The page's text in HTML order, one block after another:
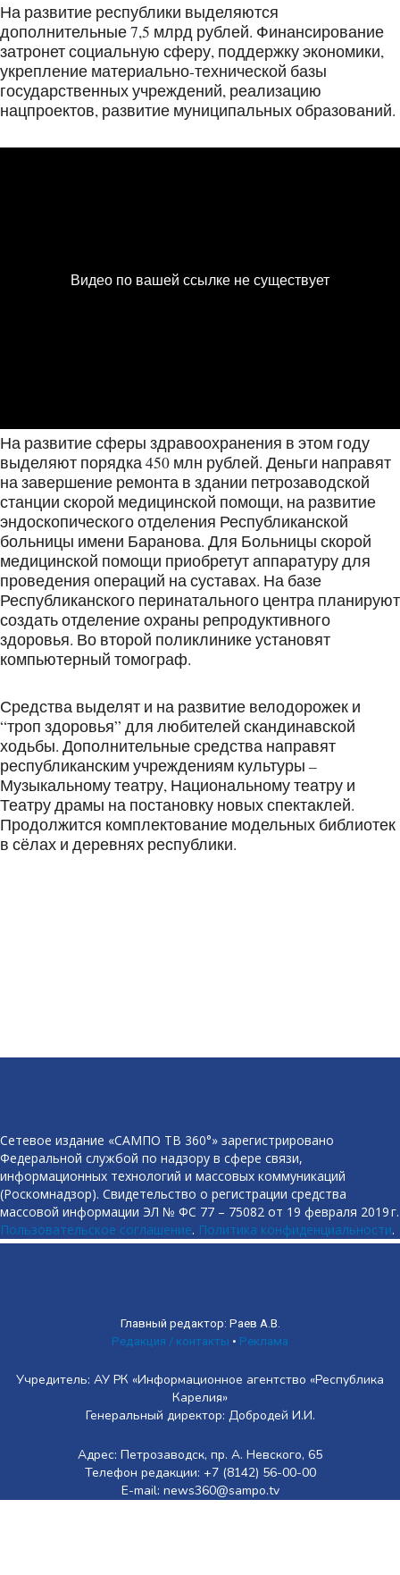
На развитие республики выделяются
дополнительные 7,5 млрд рублей. Финансирование
затронет социальную сферу, поддержку экономики,
укрепление материально-технической базы
государственных учреждений, реализацию
нацпроектов, развитие муниципальных образований.
На развитие сферы здравоохранения в этом году
выделяют порядка 450 млн рублей. Деньги направят
на завершение ремонта в здании петрозаводской
станции скорой медицинской помощи, на развитие
эндоскопического отделения Республиканской
больницы имени Баранова. Для Больницы скорой
медицинской помощи приобретут аппаратуру для
проведения операций на суставах. На базе
Республиканского перинатального центра планируют
создать отделение охраны репродуктивного
здоровья. Во второй поликлинике установят
компьютерный томограф.
Средства выделят и на развитие велодорожек и
“троп здоровья” для любителей скандинавской
ходьбы. Дополнительные средства направят
республиканским учреждениям культуры –
Музыкальному театру, Национальному театру и
Театру драмы на постановку новых спектаклей.
Продолжится комплектование модельных библиотек
в сёлах и деревнях республики.
Сетевое издание «САМПО ТВ 360°» зарегистрировано
Федеральной службой по надзору в сфере связи,
информационных технологий и массовых коммуникаций
(Роскомнадзор). Свидетельство о регистрации средства
массовой информации ЭЛ № ФС 77 – 75082 от 19 февраля 2019 г.
Пользовательское соглашение. Политика конфиденциальности.
Главный редактор: Раев А.В.
Редакция / контакты • Реклама
Учредитель: АУ РК «Информационное агентство «Республика
Карелия»
Генеральный директор: Добродей И.И.
Адрес: Петрозаводск, пр. А. Невского, 65
Телефон редакции: +7 (8142) 56-00-00
E-mail: news360@sampo.tv